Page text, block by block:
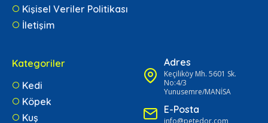
Kişisel Veriler Politikası
İletişim
Kategoriler
Kedi
Köpek
Kuş
Adres
Keçiliköy Mh. 5601 Sk.
No:4/3
Yunusemre/MANİSA
E-Posta
info@petedor.com